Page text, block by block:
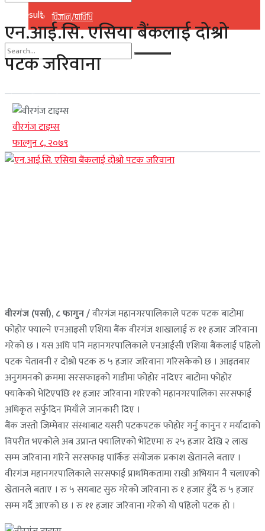
विज्ञान/प्राविधि
No Result
View All Result
No Result
View All Result
एन.आई.सि. एसिया बैंकलाई दोश्रो
पटक जरिवाना
वीरगंज टाइम्स
फाल्गुन ८, २०७९
वीरगंज (पर्सा), ८ फागुन /वीरगंज महानगरपालिकाले पटक पटक बाटोमा
फोहोर फ्याल्ने एनआइसी एशिया बैंक वीरगंज शाखालाई रु ११ हजार जरिवाना
गरेको छ । यस अघि पनि महानगरपालिकाले एनआईसी एशिया बैंकलाई पहिलो
पटक चेतावनी र दोश्रो पटक रु ५ हजार जरिवाना गरिसकेको छ । आइतबार
अनुगमनको क्रममा सरसफाइको गाडीमा फोहोर नदिएर बाटोमा फोहोर
फ्याकेको भेटिएपछि ११ हजार जरिवाना गरिएको महानगरपालिका सरसफाई
अधिकृत सर्फुदिन मियाँले जानकारी दिए ।
बैंक जस्तो जिम्मेवार संस्थाबाट यसरी पटकपटक फोहोर गर्नु कानुन र मर्यादाको
विपरीत भएकोले अब उप्रान्त फ्यालिएको भेटिएमा रु २५ हजार देखि २ लाख
सम्म जरिवाना गरिने सरसफाइ पार्किङ संयोजक प्रकाश खेतानले बताए ।
वीरगंज महानगरपालिकाले सरसफाई प्राथमिकतामा राखी अभियान नै चलाएको
खेतानले बताए । रु ५ सयबाट सुरु गरेको जरिवाना रु १ हजार हुँदै रु ५ हजार
सम्म गर्दै आएको छ । रु ११ हजार जरिवाना गरेको यो पहिलो पटक हाे ।